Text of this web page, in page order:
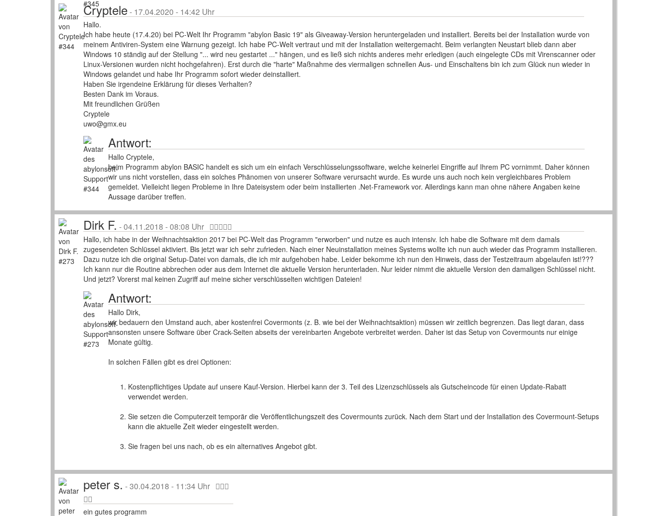
Cryptele- 17.04.2020 - 14:42 Uhr
Hallo.
Ich habe heute (17.4.20) bei PC-Welt Ihr Programm "abylon Basic 19" als Giveaway-Version heruntergeladen und installiert. Bereits bei der Installation wurde von
meinem Antiviren-System eine Warnung gezeigt. Ich habe PC-Welt vertraut und mit der Installation weitergemacht. Beim verlangten Neustart blieb dann aber
Windows 10 ständig auf der Stellung "... wird neu gestartet ..." hängen, und es ließ sich nichts anderes mehr erledigen (auch eingelegte CDs mit Virenscanner oder
Linux-Versionen wurden nicht hochgefahren). Erst durch die "harte" Maßnahme des viermaligen schnellen Aus- und Einschaltens bin ich zum Glück nun wieder in
Windows gelandet und habe Ihr Programm sofort wieder deinstalliert.
Haben Sie irgendeine Erklärung für dieses Verhalten?
Besten Dank im Voraus.
Mit freundlichen Grüßen
Cryptele
uwo@gmx.eu
Antwort:
Hallo Cryptele,
beim Programm abylon BASIC handelt es sich um ein einfach Verschlüsselungssoftware, welche keinerlei Eingriffe auf Ihrem PC vornimmt. Daher können
wir uns nicht vorstellen, dass ein solches Phänomen von unserer Software verursacht wurde. Es wurde uns auch noch kein vergleichbares Problem
gemeldet. Vielleicht liegen Probleme in Ihre Dateisystem oder beim installierten .Net-Framework vor. Allerdings kann man ohne nähere Angaben keine
Aussage darüber treffen.
Dirk F. -04.11.2018 - 08:08 Uhr
Hallo, ich habe in der Weihnachtsaktion 2017 bei PC-Welt das Programm "erworben" und nutze es auch intensiv. Ich habe die Software mit dem damals
zugesendeten Schlüssel aktiviert. Bis jetzt war ich sehr zufrieden. Nach einer Neuinstallation meines Systems wollte ich nun auch wieder das Programm installieren.
Dazu nutze ich die original Setup-Datei von damals, die ich mir aufgehoben habe. Leider bekomme ich nun den Hinweis, dass der Testzeitraum abgelaufen ist!???
Ich kann nur die Routine abbrechen oder aus dem Internet die aktuelle Version herunterladen. Nur leider nimmt die aktuelle Version den damaligen Schlüssel nicht.
Und jetzt? Vorerst mal keinen Zugriff auf meine sicher verschlüsselten wichtigen Dateien!
Antwort:
Hallo Dirk,
wir bedauern den Umstand auch, aber kostenfrei Covermonts (z. B. wie bei der Weihnachtsaktion) müssen wir zeitlich begrenzen. Das liegt daran, dass
ansonsten unsere Software über Crack-Seiten abseits der vereinbarten Angebote verbreitet werden. Daher ist das Setup von Covermounts nur einige
Monate gültig.
In solchen Fällen gibt es drei Optionen:
Kostenpflichtiges Update auf unsere Kauf-Version. Hierbei kann der 3. Teil des Lizenzschlüssels als Gutscheincode für einen Update-Rabatt
verwendet werden.
Sie setzen die Computerzeit temporär die Veröffentlichungszeit des Covermounts zurück. Nach dem Start und der Installation des Covermount-Setups
kann die aktuelle Zeit wieder eingestellt werden.
Sie fragen bei uns nach, ob es ein alternatives Angebot gibt.
peter s. -30.04.2018 - 11:34 Uhr
ein gutes programm